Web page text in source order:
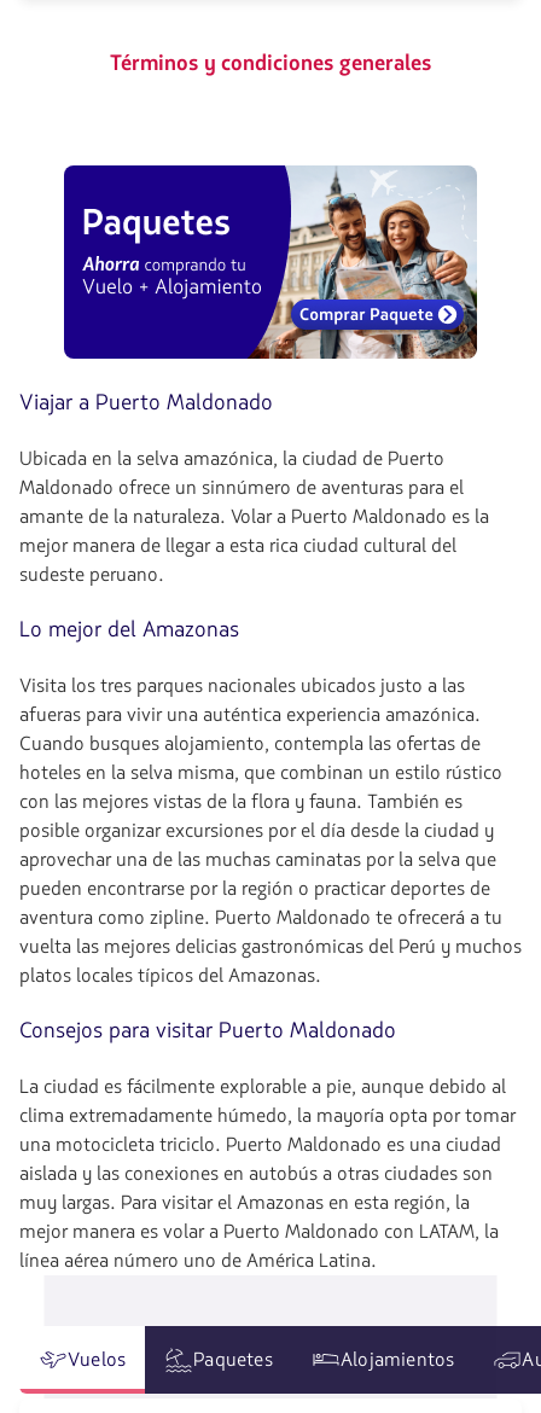
Términos y condiciones generales
Viajar a Puerto Maldonado
Ubicada en la selva amazónica, la ciudad de Puerto
Maldonado ofrece un sinnúmero de aventuras para el
amante de la naturaleza. Volar a Puerto Maldonado es la
mejor manera de llegar a esta rica ciudad cultural del
sudeste peruano.
Lo mejor del Amazonas
Visita los tres parques nacionales ubicados justo a las
afueras para vivir una auténtica experiencia amazónica.
Cuando busques alojamiento, contempla las ofertas de
hoteles en la selva misma, que combinan un estilo rústico
con las mejores vistas de la flora y fauna. También es
posible organizar excursiones por el día desde la ciudad y
aprovechar una de las muchas caminatas por la selva que
pueden encontrarse por la región o practicar deportes de
aventura como zipline. Puerto Maldonado te ofrecerá a tu
vuelta las mejores delicias gastronómicas del Perú y muchos
platos locales típicos del Amazonas.
Consejos para visitar Puerto Maldonado
La ciudad es fácilmente explorable a pie, aunque debido al
clima extremadamente húmedo, la mayoría opta por tomar
una motocicleta triciclo. Puerto Maldonado es una ciudad
aislada y las conexiones en autobús a otras ciudades son
muy largas. Para visitar el Amazonas en esta región, la
mejor manera es volar a Puerto Maldonado con LATAM, la
línea aérea número uno de América Latina.
Vuelos Paquetes Alojamientos